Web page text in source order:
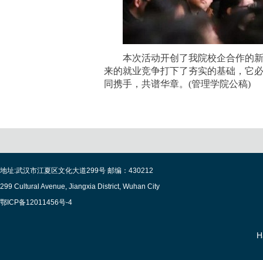
本次活动开创了我院校企合作的
来的就业竞争打下了夯实的基础，它
同携手，共谱华章。 (管理学院公稿)
地址:武汉市江夏区文化大道299号 邮编：430212
299 Cultural Avenue, Jiangxia District, Wuhan City
鄂ICP备12011456号-4